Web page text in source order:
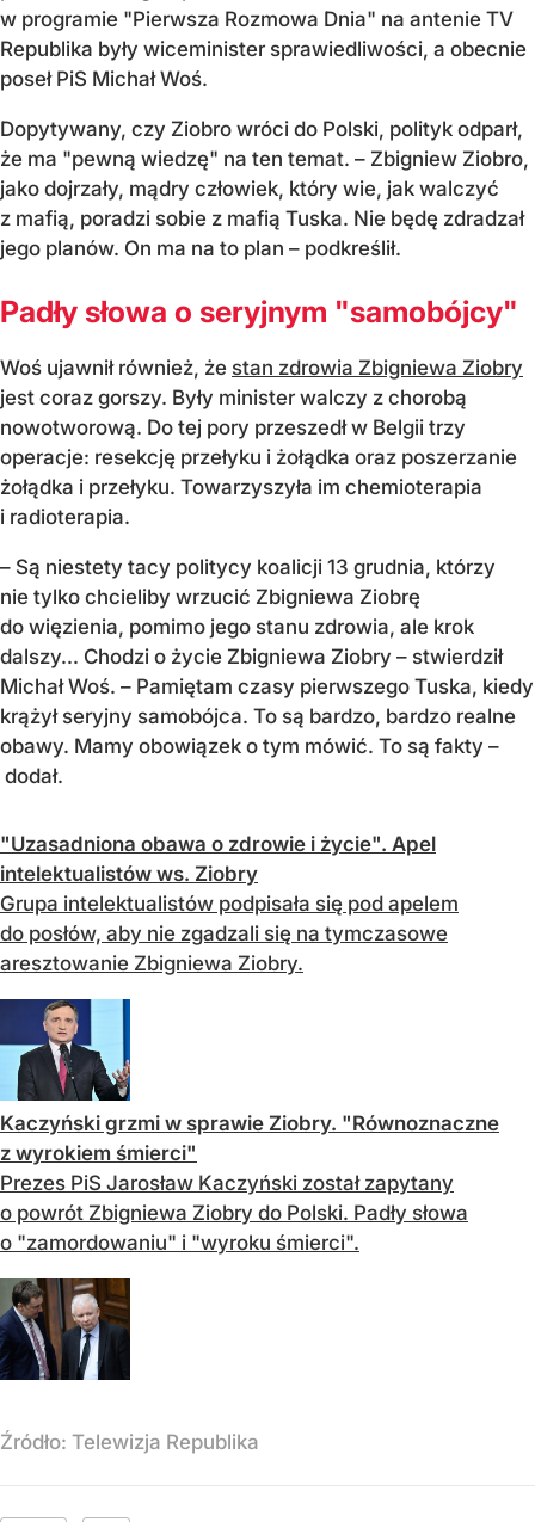
w programie "Pierwsza Rozmowa Dnia" na antenie TV
Republika były wiceminister sprawiedliwości, a obecnie
poseł PiS Michał Woś.
Dopytywany, czy Ziobro wróci do Polski, polityk odparł,
że ma "pewną wiedzę" na ten temat. – Zbigniew Ziobro,
jako dojrzały, mądry człowiek, który wie, jak walczyć
z mafią, poradzi sobie z mafią Tuska. Nie będę zdradzał
jego planów. On ma na to plan – podkreślił.
Padły słowa o seryjnym "samobójcy"
Woś ujawnił również, że stan zdrowia Zbigniewa Ziobry
jest coraz gorszy. Były minister walczy z chorobą
nowotworową. Do tej pory przeszedł w Belgii trzy
operacje: resekcję przełyku i żołądka oraz poszerzanie
żołądka i przełyku. Towarzyszyła im chemioterapia
i radioterapia.
– Są niestety tacy politycy koalicji 13 grudnia, którzy
nie tylko chcieliby wrzucić Zbigniewa Ziobrę
do więzienia, pomimo jego stanu zdrowia, ale krok
dalszy... Chodzi o życie Zbigniewa Ziobry – stwierdził
Michał Woś. – Pamiętam czasy pierwszego Tuska, kiedy
krążył seryjny samobójca. To są bardzo, bardzo realne
obawy. Mamy obowiązek o tym mówić. To są fakty –
dodał.
"Uzasadniona obawa o zdrowie i życie". Apel
intelektualistów ws. Ziobry
Grupa intelektualistów podpisała się pod apelem
do posłów, aby nie zgadzali się na tymczasowe
aresztowanie Zbigniewa Ziobry.
Kaczyński grzmi w sprawie Ziobry. "Równoznaczne
z wyrokiem śmierci"
Prezes PiS Jarosław Kaczyński został zapytany
o powrót Zbigniewa Ziobry do Polski. Padły słowa
o "zamordowaniu" i "wyroku śmierci".
Źródło: Telewizja Republika